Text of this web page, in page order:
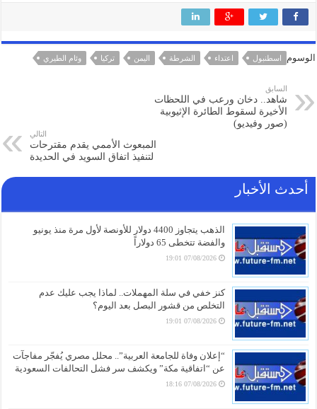
الوسوم اسطنبول اعتداء الشرطة اليمن تركيا وئام الطيري
السابق
شاهد.. دخان ورعب في اللحظات
الأخيرة لسقوط الطائرة الإثيوبية
(صور وفيديو)
التالي
المبعوث الأممي يقدم مقترحات
لتنفيذ اتفاق السويد في الحديدة
أحدث الأخبار
الذهب يتجاوز 4400 دولار للأونصة لأول مرة منذ يونيو
والفضة تتخطى 65 دولاراً
07/08/2026 19:01
كنز خفي في سلة المهملات.. لماذا يجب عليك عدم
التخلص من قشور البصل بعد اليوم؟
07/08/2026 19:01
“إعلان وفاة للجامعة العربية”.. محلل مصري يُفجّر مفاجآت
عن “اتفاقية مكة” ويكشف سر فشل التحالفات السعودية
07/08/2026 18:16